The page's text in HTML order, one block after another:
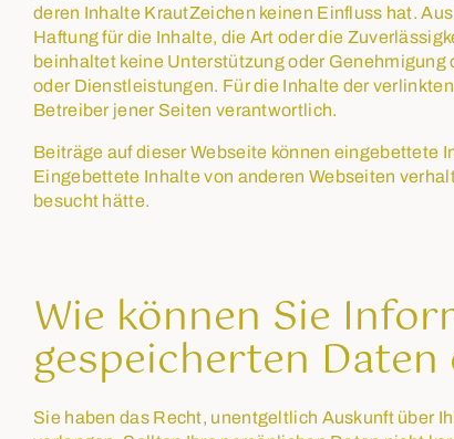
deren Inhalte KrautZeichen keinen Einfluss hat.
Haftung für die Inhalte, die Art oder die
beinhaltet keine Unterstützung oder
oder Dienstleistungen. Für die Inhalte der
Betreiber jener Seiten verantwortlich.
Beiträge auf dieser Webseite können eingebettete
Eingebettete Inhalte von anderen Webseiten
besucht hätte.
Wie können Sie
gespeicherten
Sie haben das Recht, unentgeltlich Auskunft über